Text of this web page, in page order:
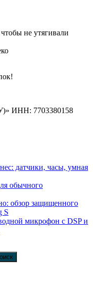
не утягивали
ИНН: 7703380158
датчики, часы, умная
обычного
обзор защищенного
S
микрофон с DSP и